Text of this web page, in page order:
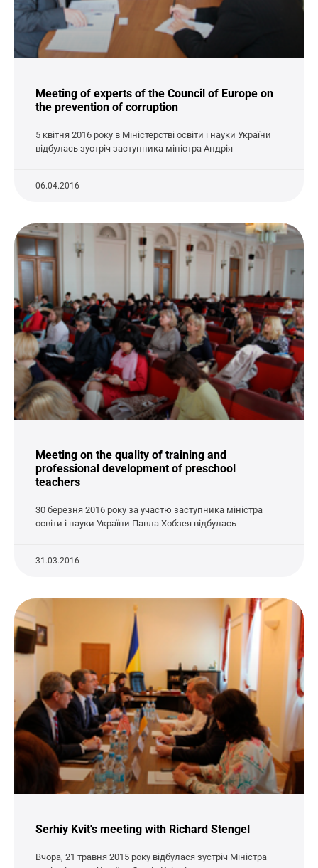
Meeting of experts of the Council of Europe on
the prevention of corruption
5 квітня 2016 року в Міністерстві освіти і науки України
відбулась зустріч заступника міністра Андрія
06.04.2016
Meeting on the quality of training and
professional development of preschool
teachers
30 березня 2016 року за участю заступника міністра
освіти і науки України Павла Хобзея відбулась
31.03.2016
Serhiy Kvit's meeting with Richard Stengel
Вчора, 21 травня 2015 року відбулася зустріч Міністра